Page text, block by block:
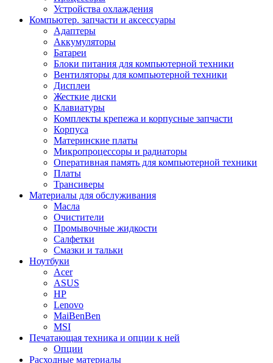
Устройства охлаждения
Компьютер. запчасти и аксессуары
Адаптеры
Аккумуляторы
Батареи
Блоки питания для компьютерной техники
Вентиляторы для компьютерной техники
Дисплеи
Жесткие диски
Клавиатуры
Комплекты крепежа и корпусные запчасти
Корпуса
Материнские платы
Микропроцессоры и радиаторы
Оперативная память для компьютерной техники
Платы
Трансиверы
Материалы для обслуживания
Масла
Очистители
Промывочные жидкости
Салфетки
Смазки и тальки
Ноутбуки
Acer
ASUS
HP
Lenovo
MaiBenBen
MSI
Печатающая техника и опции к ней
Опции
Расходные материалы